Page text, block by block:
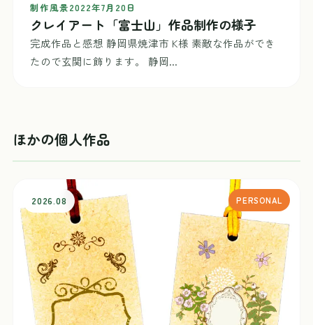
制作風景2022年7月20日
クレイアート「富士山」作品制作の様子
完成作品と感想 静岡県焼津市 K様 素敵な作品ができ
たので玄関に飾ります。 静岡...
ほかの個人作品
2026.08 PERSONAL